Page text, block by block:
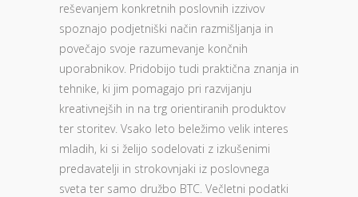
reševanjem konkretnih poslovnih izzivov
spoznajo podjetniški način razmišljanja in
povečajo svoje razumevanje končnih
uporabnikov. Pridobijo tudi praktična znanja in
tehnike, ki jim pomagajo pri razvijanju
kreativnejših in na trg orientiranih produktov
ter storitev. Vsako leto beležimo velik interes
mladih, ki si želijo sodelovati z izkušenimi
predavatelji in strokovnjaki iz poslovnega
sveta ter samo družbo BTC. Večletni podatki